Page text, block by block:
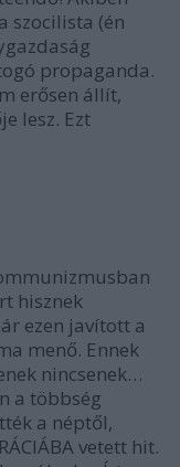
szocilista (én
propaganda.
erősen állít,
lesz. Ezt
hisznek
ezen javított a
menő. Ennek
nincsenek…
a többség
a néptől,
vetett hit.